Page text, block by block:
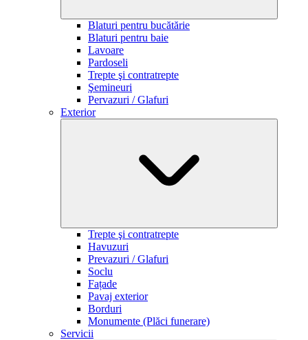
Blaturi pentru bucătărie
Blaturi pentru baie
Lavoare
Pardoseli
Trepte şi contratrepte
Şemineuri
Pervazuri / Glafuri
Exterior
Trepte şi contratrepte
Havuzuri
Prevazuri / Glafuri
Soclu
Fațade
Pavaj exterior
Borduri
Monumente (Plăci funerare)
Servicii